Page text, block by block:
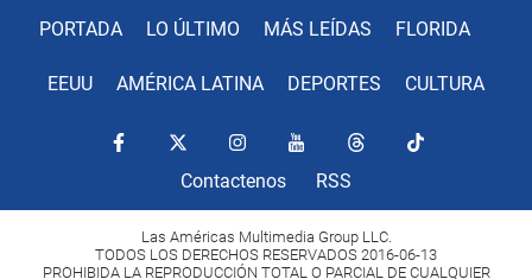
PORTADA LO ÚLTIMO MÁS LEÍDAS FLORIDA
EEUU AMÉRICA LATINA DEPORTES CULTURA
Contactenos RSS
Las Américas Multimedia Group LLC.
TODOS LOS DERECHOS RESERVADOS 2016-06-13
PROHIBIDA LA REPRODUCCIÓN TOTAL O PARCIAL DE CUALQUIER